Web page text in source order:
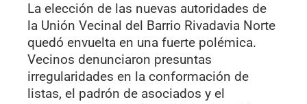
La elección de las nuevas autoridades de
la Unión Vecinal del Barrio Rivadavia Norte
quedó envuelta en una fuerte polémica.
Vecinos denunciaron presuntas
irregularidades en la conformación de
listas, el padrón de asociados y el